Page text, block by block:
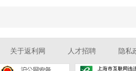
关于返利网 人才招聘 隐私